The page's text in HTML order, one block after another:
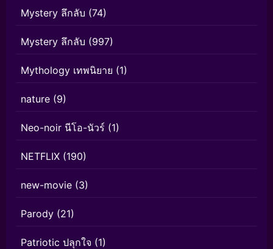
Mystery ลึกลับ (74)
Mystery ลึกลับ (997)
Mythology เทพนิยาย (1)
nature (9)
Neo-noir นีโอ-นัวร์ (1)
NETFLIX (190)
new-movie (3)
Parody (21)
Patriotic ปลุกใจ (1)